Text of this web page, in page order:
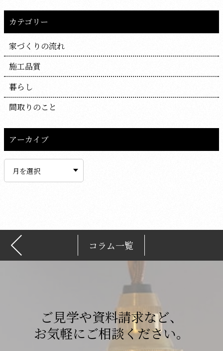
カテゴリー
家づくりの流れ
施工品質
暮らし
間取りのこと
アーカイブ
イ
コラム一覧
ご見学や資料請求など、
お気軽にご相談ください。